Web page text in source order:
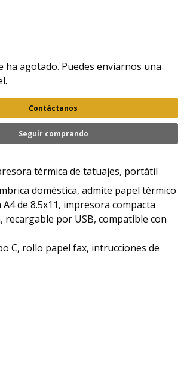
ha agotado. Puedes enviarnos una
Contáctanos
Seguir comprando
térmica de tatuajes, portátil
doméstica, admite papel térmico
de 8.5x11, impresora compacta
recargable por USB, compatible con
C, rollo papel fax, intrucciones de